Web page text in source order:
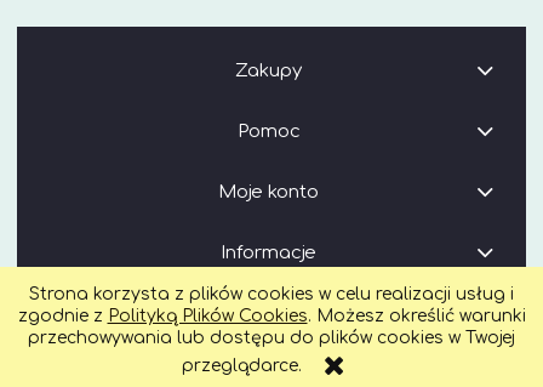
Strona korzysta z plików cookies w celu realizacji usług i
zgodnie z Polityką Plików Cookies. Możesz określić warunki
przechowywania lub dostępu do plików cookies w Twojej
przeglądarce.
Zakupy
Pomoc
Moje konto
Informacje
POKAŻ PEŁNĄ WERSJĘ STRONY
Sklep internetowy Shoper.pl